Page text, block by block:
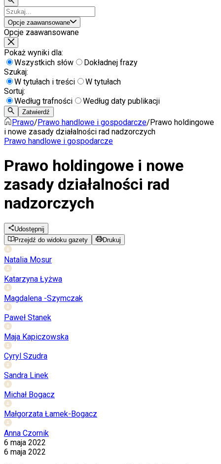
Opcje zaawansowane
Opcje zaawansowane
Pokaż wyniki dla:
Wszystkich słów
Dokładnej frazy
Szukaj:
W tytułach i treści
W tytułach
Sortuj:
Według trafności
Według daty publikacji
Zatwierdź
Prawo/Prawo handlowe i gospodarcze/Prawo holdingowe
i nowe zasady działalności rad nadzorczych
Prawo handlowe i gospodarcze
Prawo holdingowe i nowe
zasady działalności rad
nadzorczych
Udostępnij
Przejdź do widoku gazety
Drukuj
Natalia Mosur
Katarzyna Łyżwa
Magdalena -Szymczak
Paweł Stanek
Maja Kapiczowska
Cyryl Szudra
Sandra Linek
Michał Bogacz
Małgorzata Łamek-Bogacz
Anna Czornik
6 maja 2022
6 maja 2022